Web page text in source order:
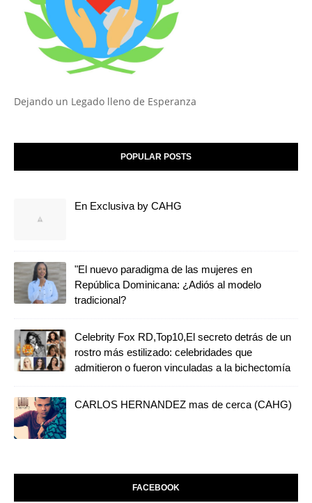
Dejando un Legado lleno de Esperanza
POPULAR POSTS
En Exclusiva by CAHG
"El nuevo paradigma de las mujeres en
República Dominicana: ¿Adiós al modelo
tradicional?
Celebrity Fox RD,Top10,El secreto detrás de un
rostro más estilizado: celebridades que
admitieron o fueron vinculadas a la bichectomía
CARLOS HERNANDEZ mas de cerca (CAHG)
FACEBOOK